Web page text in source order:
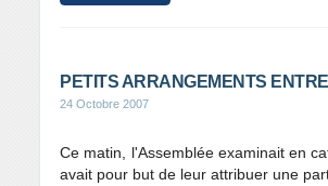
PETITS ARRANGEMENTS
24 Octobre 2007
Ce matin, l'Assemblée examinait en
avait pour but de leur attribuer une